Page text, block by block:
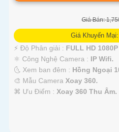
Giá Bán:
Giá Khuyến
️⚡ Độ Phân giải : FULL HD 1080P
⚛️ Công Nghệ Camera : IP Wifi.
🌜 Xem ban đêm : Hồng Ngoại
🎨 Mẫu Camera Xoay 360.
️⌘ Ưu Điểm : Xoay 360 Thu Âm.